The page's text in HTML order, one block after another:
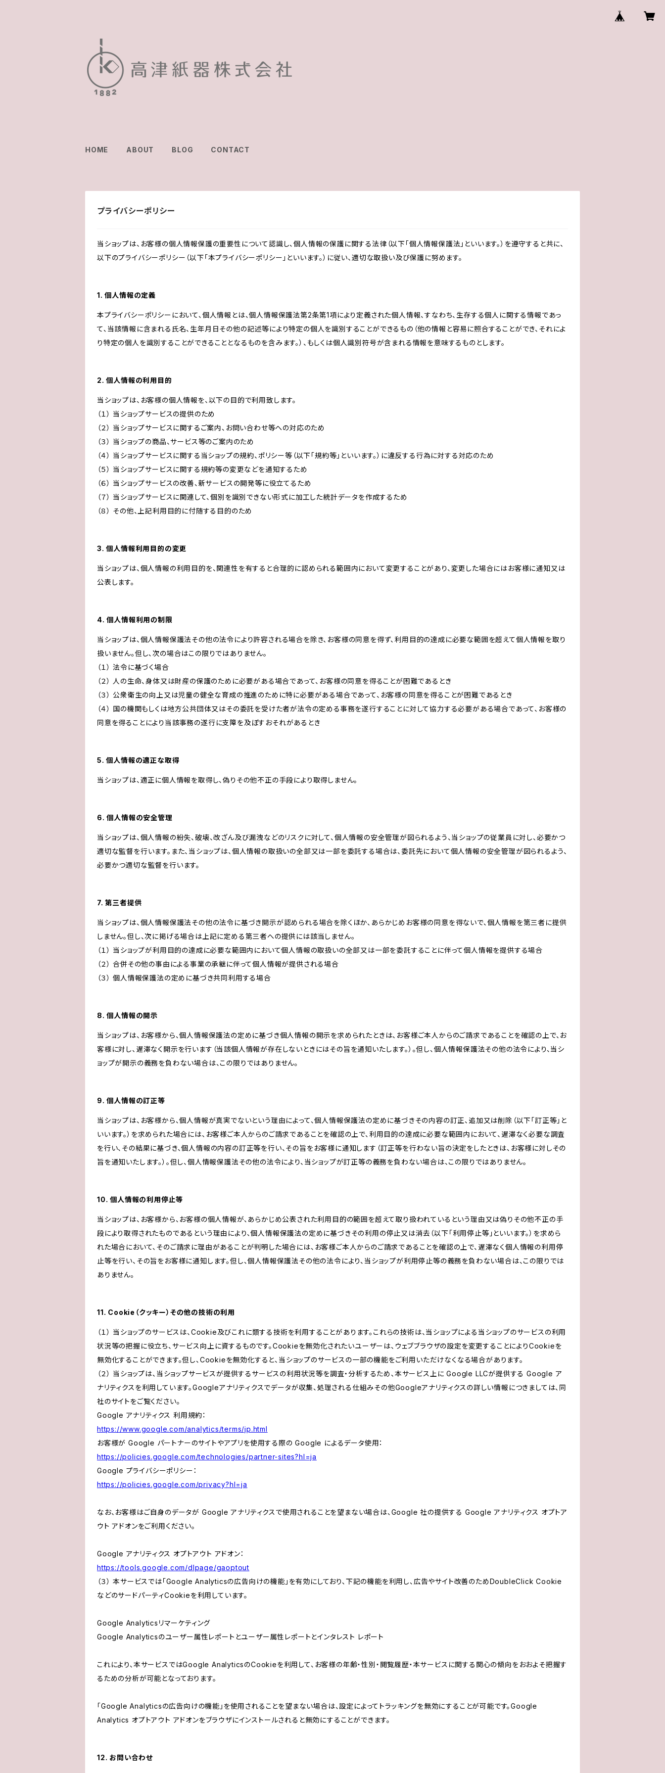
HOME ABOUT BLOG CONTACT
プライバシーポリシー
当ショップは、お客様の個人情報保護の重要性について認識し、個人情報の保護に関する法律（以下「個人情報保護法」といいます。）を遵守すると共に、
以下のプライバシーポリシー（以下「本プライバシーポリシー」といいます。）に従い、適切な取扱い及び保護に努めます。
1. 個人情報の定義
本プライバシーポリシーにおいて、個人情報とは、個人情報保護法第2条第1項により定義された個人情報、すなわち、生存する個人に関する情報であっ
て、当該情報に含まれる氏名、生年月日その他の記述等により特定の個人を識別することができるもの（他の情報と容易に照合することができ、それによ
り特定の個人を識別することができることとなるものを含みます。）、もしくは個人識別符号が含まれる情報を意味するものとします。
2. 個人情報の利用目的
当ショップは、お客様の個人情報を、以下の目的で利用致します。
（１） 当ショップサービスの提供のため
（２） 当ショップサービスに関するご案内、お問い合わせ等への対応のため
（３） 当ショップの商品、サービス等のご案内のため
（４） 当ショップサービスに関する当ショップの規約、ポリシー等（以下「規約等」といいます。）に違反する行為に対する対応のため
（５） 当ショップサービスに関する規約等の変更などを通知するため
（６） 当ショップサービスの改善、新サービスの開発等に役立てるため
（７） 当ショップサービスに関連して、個別を識別できない形式に加工した統計データを作成するため
（８） その他、上記利用目的に付随する目的のため
3. 個人情報利用目的の変更
当ショップは、個人情報の利用目的を、関連性を有すると合理的に認められる範囲内において変更することがあり、変更した場合にはお客様に通知又は
公表します。
4. 個人情報利用の制限
当ショップは、個人情報保護法その他の法令により許容される場合を除き、お客様の同意を得ず、利用目的の達成に必要な範囲を超えて個人情報を取り
扱いません。但し、次の場合はこの限りではありません。
（１） 法令に基づく場合
（２） 人の生命、身体又は財産の保護のために必要がある場合であって、お客様の同意を得ることが困難であるとき
（３） 公衆衛生の向上又は児童の健全な育成の推進のために特に必要がある場合であって、お客様の同意を得ることが困難であるとき
（４） 国の機関もしくは地方公共団体又はその委託を受けた者が法令の定める事務を遂行することに対して協力する必要がある場合であって、お客様の
同意を得ることにより当該事務の遂行に支障を及ぼすおそれがあるとき
5. 個人情報の適正な取得
当ショップは、適正に個人情報を取得し、偽りその他不正の手段により取得しません。
6. 個人情報の安全管理
当ショップは、個人情報の紛失、破壊、改ざん及び漏洩などのリスクに対して、個人情報の安全管理が図られるよう、当ショップの従業員に対し、必要かつ
適切な監督を行います。また、当ショップは、個人情報の取扱いの全部又は一部を委託する場合は、委託先において個人情報の安全管理が図られるよう、
必要かつ適切な監督を行います。
7. 第三者提供
当ショップは、個人情報保護法その他の法令に基づき開示が認められる場合を除くほか、あらかじめお客様の同意を得ないで、個人情報を第三者に提供
しません。但し、次に掲げる場合は上記に定める第三者への提供には該当しません。
（１） 当ショップが利用目的の達成に必要な範囲内において個人情報の取扱いの全部又は一部を委託することに伴って個人情報を提供する場合
（２） 合併その他の事由による事業の承継に伴って個人情報が提供される場合
（３） 個人情報保護法の定めに基づき共同利用する場合
8. 個人情報の開示
当ショップは、お客様から、個人情報保護法の定めに基づき個人情報の開示を求められたときは、お客様ご本人からのご請求であることを確認の上で、お
客様に対し、遅滞なく開示を行います（当該個人情報が存在しないときにはその旨を通知いたします。）。但し、個人情報保護法その他の法令により、当シ
ョップが開示の義務を負わない場合は、この限りではありません。
9. 個人情報の訂正等
当ショップは、お客様から、個人情報が真実でないという理由によって、個人情報保護法の定めに基づきその内容の訂正、追加又は削除（以下「訂正等」と
いいます。）を求められた場合には、お客様ご本人からのご請求であることを確認の上で、利用目的の達成に必要な範囲内において、遅滞なく必要な調査
を行い、その結果に基づき、個人情報の内容の訂正等を行い、その旨をお客様に通知します（訂正等を行わない旨の決定をしたときは、お客様に対しその
旨を通知いたします。）。但し、個人情報保護法その他の法令により、当ショップが訂正等の義務を負わない場合は、この限りではありません。
10. 個人情報の利用停止等
当ショップは、お客様から、お客様の個人情報が、あらかじめ公表された利用目的の範囲を超えて取り扱われているという理由又は偽りその他不正の手
段により取得されたものであるという理由により、個人情報保護法の定めに基づきその利用の停止又は消去（以下「利用停止等」といいます。）を求めら
れた場合において、そのご請求に理由があることが判明した場合には、お客様ご本人からのご請求であることを確認の上で、遅滞なく個人情報の利用停
止等を行い、その旨をお客様に通知します。但し、個人情報保護法その他の法令により、当ショップが利用停止等の義務を負わない場合は、この限りでは
ありません。
11. Cookie（クッキー）その他の技術の利用
（１） 当ショップのサービスは、Cookie及びこれに類する技術を利用することがあります。これらの技術は、当ショップによる当ショップのサービスの利用
状況等の把握に役立ち、サービス向上に資するものです。Cookieを無効化されたいユーザーは、ウェブブラウザの設定を変更することによりCookieを
無効化することができます。但し、Cookieを無効化すると、当ショップのサービスの一部の機能をご利用いただけなくなる場合があります。
（２） 当ショップは、当ショップサービスが提供するサービスの利用状況等を調査・分析するため、本サービス上に Google LLCが提供する Google ア
ナリティクスを利用しています。Googleアナリティクスでデータが収集、処理される仕組みその他Googleアナリティクスの詳しい情報につきましては、同
社のサイトをご覧ください。
Google アナリティクス 利用規約：
https://www.google.com/analytics/terms/jp.html
お客様が Google パートナーのサイトやアプリを使用する際の Google によるデータ使用：
https://policies.google.com/technologies/partner-sites?hl=ja
Google プライバシーポリシー：
https://policies.google.com/privacy?hl=ja
なお、お客様はご自身のデータが Google アナリティクスで使用されることを望まない場合は、Google 社の提供する Google アナリティクス オプトア
ウト アドオンをご利用ください。
Google アナリティクス オプトアウト アドオン：
https://tools.google.com/dlpage/gaoptout
（３） 本サービスでは「Google Analyticsの広告向けの機能」を有効にしており、下記の機能を利用し、広告やサイト改善のためDoubleClick Cookie
などのサードパーティCookieを利用しています。
Google Analyticsリマーケティング
Google Analyticsのユーザー属性レポートとユーザー属性レポートとインタレスト レポート
これにより、本サービスではGoogle AnalyticsのCookieを利用して、お客様の年齢・性別・閲覧履歴・本サービスに関する関心の傾向をおおよそ把握す
るための分析が可能となっております。
「Google Analyticsの広告向けの機能」を使用されることを望まない場合は、設定によってトラッキングを無効にすることが可能です。Google
Analytics オプトアウト アドオンをブラウザにインストールされると無効にすることができます。
12. お問い合わせ